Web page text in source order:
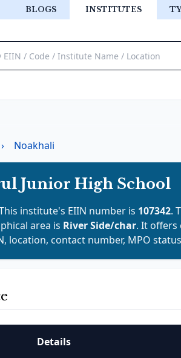
BLOGS INSTITUTES
› Noakhali
Junior High School
institute's EIIN number is 107342.
area is River Side/char. It offers
location, contact number, MPO
Details